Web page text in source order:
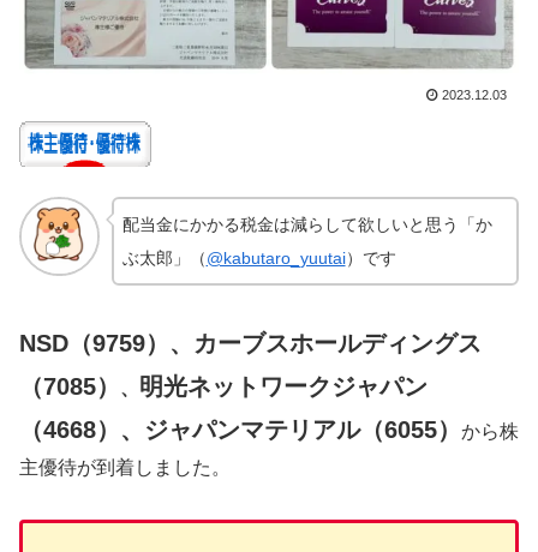
2023.12.03
配当金にかかる税金は減らして欲しいと思う「か
ぶ太郎」（@kabutaro_yuutai）です
NSD（9759）、 カーブスホールディングス
（7085）
、 明光ネットワークジャパン
（4668）、ジャパンマテリアル（6055）
から株
主優待が到着しました。